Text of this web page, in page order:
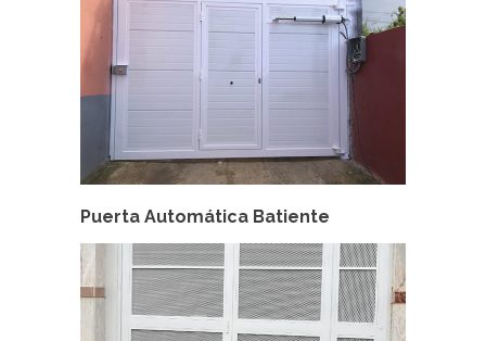
Puerta Automática Batiente